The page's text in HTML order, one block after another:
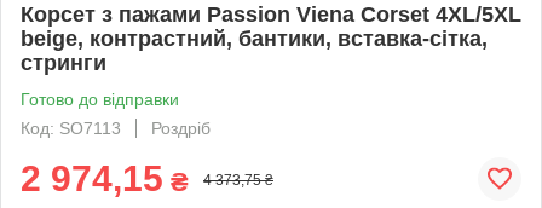
Корсет з пажами Passion Viena Corset 4XL/5XL
beige, контрастний, бантики, вставка-сітка,
стринги
Готово до відправки
Код: SO7113
Роздріб
2 974,15 ₴ 4 373,75 ₴